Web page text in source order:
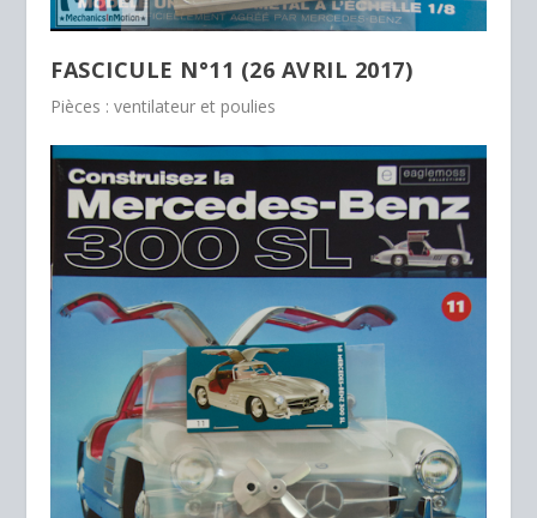
FASCICULE N°11 (26 AVRIL 2017)
Pièces : ventilateur et poulies